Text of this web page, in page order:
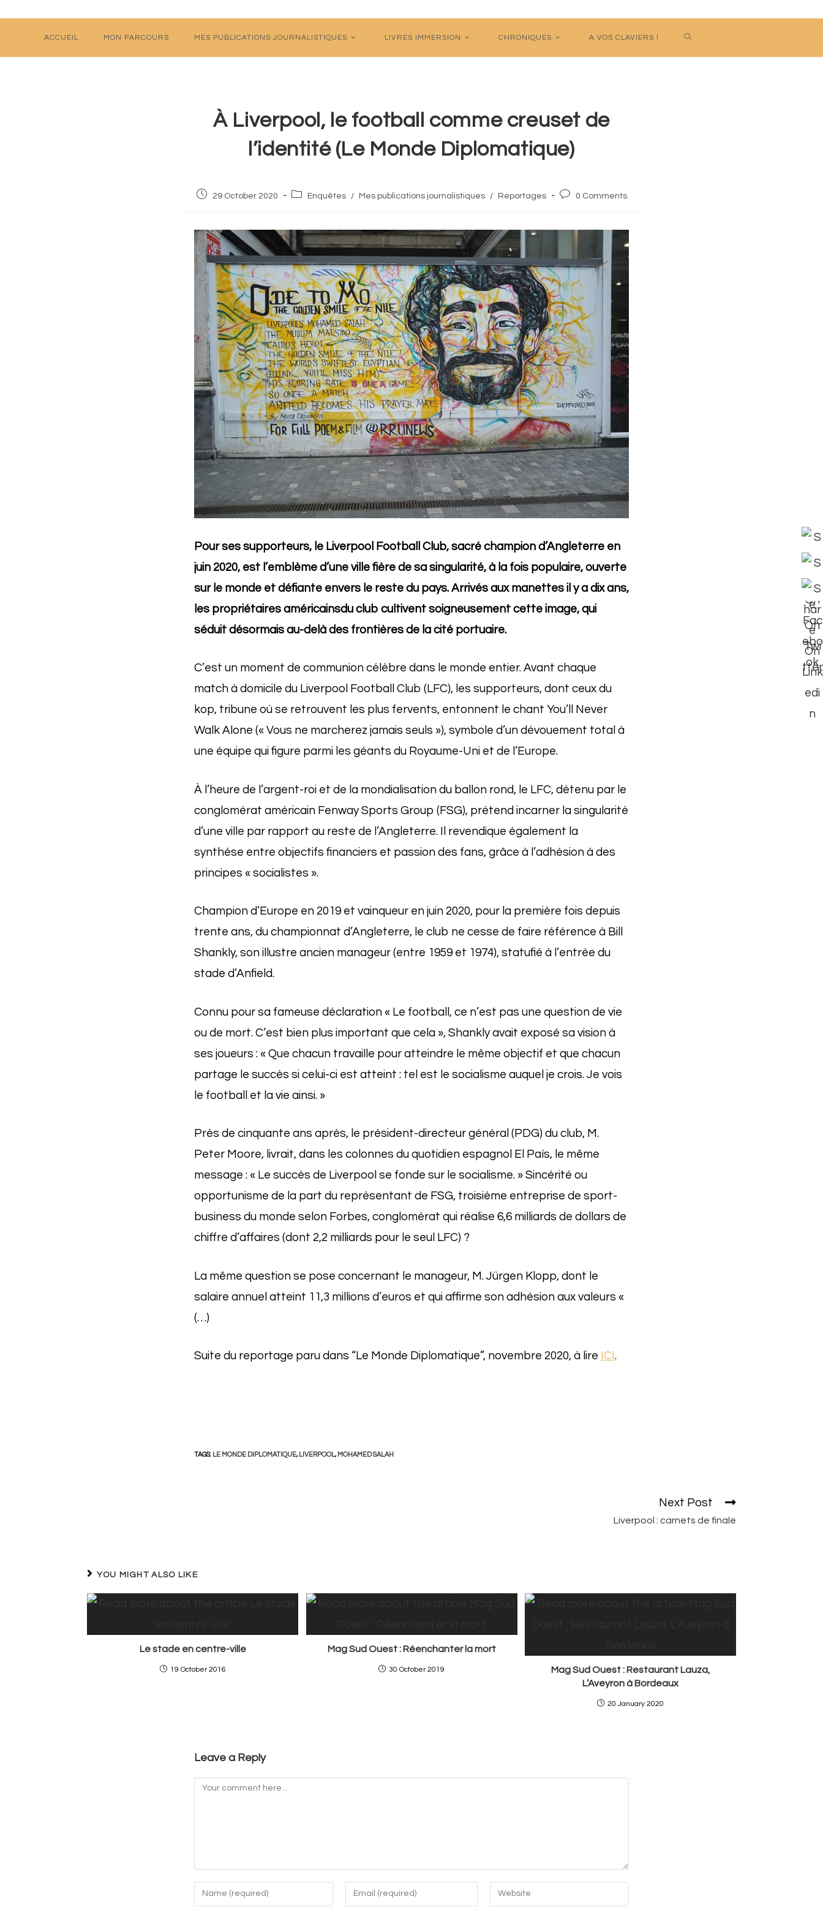
ACCUEIL MON PARCOURS MES PUBLICATIONS JOURNALISTIQUES LIVRES IMMERSION CHRONIQUES A VOS CLAVIERS !
À Liverpool, le football comme creuset de
l’identité (Le Monde Diplomatique)
Post 29 October 2020
Post Enquêtes / Mes publications journalistiques / Reportages
Post 0 Comments
Pour ses supporteurs, le Liverpool Football Club, sacré champion d’Angleterre en
juin 2020, est l’emblème d’une ville fière de sa singularité, à la fois populaire, ouverte
sur le monde et défiante envers le reste du pays. Arrivés aux manettes il y a dix ans,
les propriétaires américainsdu club cultivent soigneusement cette image, qui
séduit désormais au-delà des frontières de la cité portuaire.
C’est un moment de communion célèbre dans le monde entier. Avant chaque
match à domicile du Liverpool Football Club (LFC), les supporteurs, dont ceux du
kop, tribune où se retrouvent les plus fervents, entonnent le chant You’ll Never
Walk Alone (« Vous ne marcherez jamais seuls »), symbole d’un dévouement total à
une équipe qui figure parmi les géants du Royaume-Uni et de l’Europe.
À l’heure de l’argent-roi et de la mondialisation du ballon rond, le LFC, détenu par le
conglomérat américain Fenway Sports Group (FSG), prétend incarner la singularité
d’une ville par rapport au reste de l’Angleterre. Il revendique également la
synthèse entre objectifs financiers et passion des fans, grâce à l’adhésion à des
principes « socialistes ».
Champion d’Europe en 2019 et vainqueur en juin 2020, pour la première fois depuis
trente ans, du championnat d’Angleterre, le club ne cesse de faire référence à Bill
Shankly, son illustre ancien manageur (entre 1959 et 1974), statufié à l’entrée du
stade d’Anfield.
Connu pour sa fameuse déclaration « Le football, ce n’est pas une question de vie
ou de mort. C’est bien plus important que cela », Shankly avait exposé sa vision à
ses joueurs : « Que chacun travaille pour atteindre le même objectif et que chacun
partage le succès si celui-ci est atteint : tel est le socialisme auquel je crois. Je vois
le football et la vie ainsi. »
Près de cinquante ans après, le président-directeur général (PDG) du club, M.
Peter Moore, livrait, dans les colonnes du quotidien espagnol El País, le même
message : « Le succès de Liverpool se fonde sur le socialisme. » Sincérité ou
opportunisme de la part du représentant de FSG, troisième entreprise de sport-
business du monde selon Forbes, conglomérat qui réalise 6,6 milliards de dollars de
chiffre d’affaires (dont 2,2 milliards pour le seul LFC) ?
La même question se pose concernant le manageur, M. Jürgen Klopp, dont le
salaire annuel atteint 11,3 millions d’euros et qui affirme son adhésion aux valeurs «
(…)
Suite du reportage paru dans “Le Monde Diplomatique”, novembre 2020, à lire ICI .
TAGS: LE MONDE DIPLOMATIQUE, LIVERPOOL, MOHAMED SALAH
Next Post
Liverpool : carnets de finale
YOU MIGHT ALSO LIKE
Le stade en centre-ville
19 October 2016
Mag Sud Ouest : Réenchanter la mort
30 October 2019
Mag Sud Ouest : Restaurant Lauza,
L’Aveyron à Bordeaux
20 January 2020
Leave a Reply
Comment
your
your
your